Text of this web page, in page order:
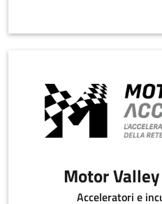
Motor
Acceleratori e